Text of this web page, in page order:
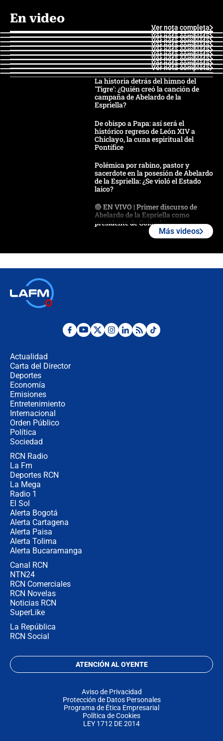
En video
Ver nota completa
Ver nota completa
Ver nota completa
Ver nota completa
Ver nota completa
Ver nota completa
Ver nota completa
Ver nota completa
Ver nota completa
Ver nota completa
La historia detrás del himno del
'Tigre': ¿Quién creó la canción de
campaña de Abelardo de la
Espriella?
De obispo a Papa: así será el
histórico regreso de León XIV a
Chiclayo, la cuna espiritual del
Pontífice
Polémica por rabino, pastor y
sacerdote en la posesión de Abelardo
de la Espriella: ¿Se violó el Estado
laico?
🔴 EN VIVO | Primer discurso de
Abelardo de la Espriella como
presidente de Colombia
Desde dermatitis hasta infecciones:
Más videos
Actualidad
Carta del Director
Deportes
Economía
Emisiones
Entretenimiento
Internacional
Orden Público
Política
Sociedad
RCN Radio
La Fm
Deportes RCN
La Mega
Radio 1
El Sol
Alerta Bogotá
Alerta Cartagena
Alerta Paisa
Alerta Tolima
Alerta Bucaramanga
Canal RCN
NTN24
RCN Comerciales
RCN Novelas
Noticias RCN
SuperLike
La República
RCN Social
ATENCIÓN AL OYENTE
Aviso de Privacidad
Protección de Datos Personales
Programa de Ética Empresarial
Política de Cookies
LEY 1712 DE 2014